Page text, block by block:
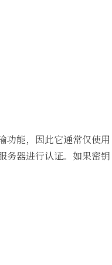
功能，因此它通常仅使用
务器进行认证。如果密钥